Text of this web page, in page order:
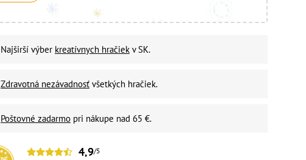
Najširší výber kreatívnych hračiek v SK.
Zdravotná nezávadnosť všetkých hračiek.
Poštovné zadarmo pri nákupe nad 65 €.
4,9/5